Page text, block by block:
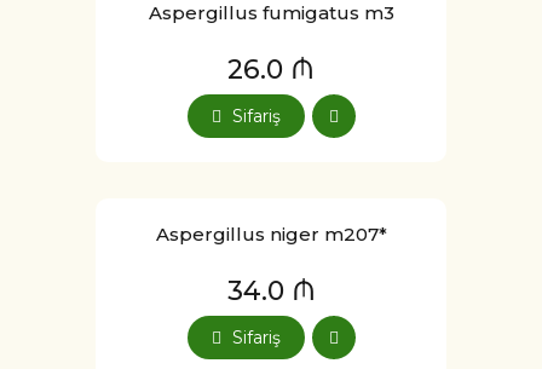
Aspergillus fumigatus m3
26.0 ₼
Sifariş
Aspergillus niger m207*
34.0 ₼
Sifariş